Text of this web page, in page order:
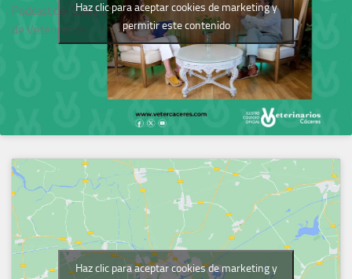
Podcast del Colegio
de Veterinarios
Haz clic para aceptar cookies de marketing y
permitir este contenido
Haz clic para aceptar cookies de marketing y